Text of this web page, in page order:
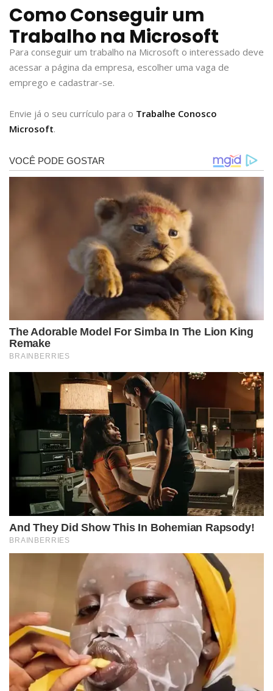
Como Conseguir um
Trabalho na Microsoft
Para conseguir um trabalho na Microsoft o interessado deve
acessar a página da empresa, escolher uma vaga de
emprego e cadastrar-se.
Envie já o seu currículo para o Trabalhe Conosco
Microsoft.